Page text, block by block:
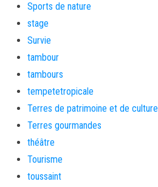
Sports de nature
stage
Survie
tambour
tambours
tempetetropicale
Terres de patrimoine et de culture
Terres gourmandes
théâtre
Tourisme
toussaint